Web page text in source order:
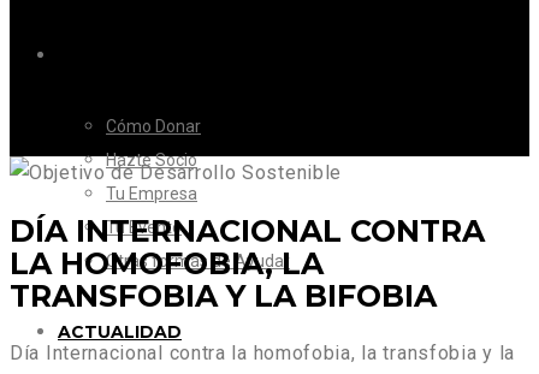
Cómo Donar
Hazte Socio
Tu Empresa
Tu Evento
Otras formas de Ayudar
ACTUALIDAD
DÍA INTERNACIONAL CONTRA
LA HOMOFOBIA, LA
TRANSFOBIA Y LA BIFOBIA
Día Internacional contra la homofobia, la transfobia y la